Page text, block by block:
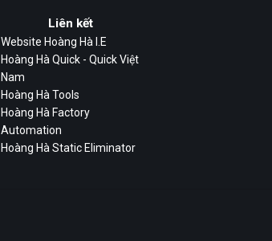
Liên kết
Website Hoàng Hà I.E
Hoàng Hà Quick - Quick Việt
Nam
Hoàng Hà Tools
Hoàng Hà Factory
Automation
Hoàng Hà Static Eliminator